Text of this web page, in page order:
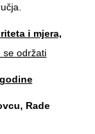
i mjera,
se održati
Rade